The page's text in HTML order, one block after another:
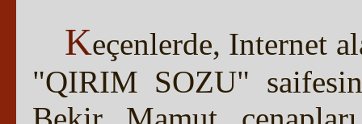
Keçenlerde, Internet
"QIRIM SOZU"